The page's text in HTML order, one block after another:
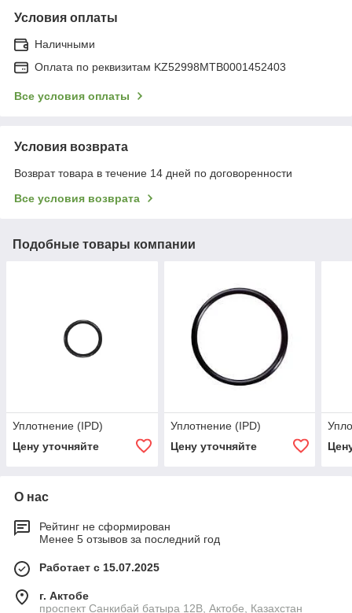
Условия оплаты
Наличными
Оплата по реквизитам KZ52998MTB0001452403
Все условия оплаты
Условия возврата
Возврат товара в течение 14 дней по договоренности
Все условия возврата
Подобные товары компании
Уплотнение (IPD)
Цену уточняйте
Уплотнение (IPD)
Цену уточняйте
О нас
Рейтинг не сформирован
Менее 5 отзывов за последний год
Работает с 15.07.2025
г. Актобе
проспект Санкибай батыра 12В, Актобе, Казахстан